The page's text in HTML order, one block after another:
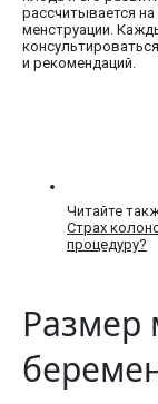
рассчитывается
менструации.
и рекомендаций.
Читайте
Страх
процедуру?
Размер